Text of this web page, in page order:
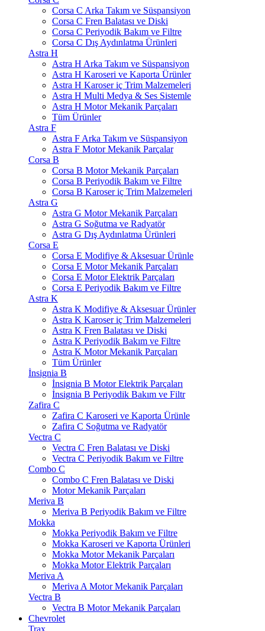
Corsa C Arka Takım ve Süspansiyon
Corsa C Fren Balatası ve Diski
Corsa C Periyodik Bakım ve Filtre
Corsa C Dış Aydınlatma Ürünleri
Astra H
Astra H Arka Takım ve Süspansiyon
Astra H Karoseri ve Kaporta Ürünler
Astra H Karoser iç Trim Malzemeleri
Astra H Multi Medya & Ses Sistemle
Astra H Motor Mekanik Parçaları
Tüm Ürünler
Astra F
Astra F Arka Takım ve Süspansiyon
Astra F Motor Mekanik Parçalar
Corsa B
Corsa B Motor Mekanik Parçaları
Corsa B Periyodik Bakım ve Filtre
Corsa B Karoser iç Trim Malzemeleri
Astra G
Astra G Motor Mekanik Parçaları
Astra G Soğutma ve Radyatör
Astra G Dış Aydınlatma Ürünleri
Corsa E
Corsa E Modifiye & Aksesuar Ürünle
Corsa E Motor Mekanik Parçaları
Corsa E Motor Elektrik Parçaları
Corsa E Periyodik Bakım ve Filtre
Astra K
Astra K Modifiye & Aksesuar Ürünler
Astra K Karoser iç Trim Malzemeleri
Astra K Fren Balatası ve Diski
Astra K Periyodik Bakım ve Filtre
Astra K Motor Mekanik Parçaları
Tüm Ürünler
İnsignia B
İnsignia B Motor Elektrik Parçaları
İnsignia B Periyodik Bakım ve Filtr
Zafira C
Zafira C Karoseri ve Kaporta Ürünle
Zafira C Soğutma ve Radyatör
Vectra C
Vectra C Fren Balatası ve Diski
Vectra C Periyodik Bakım ve Filtre
Combo C
Combo C Fren Balatası ve Diski
Motor Mekanik Parçaları
Meriva B
Meriva B Periyodik Bakım ve Filtre
Mokka
Mokka Periyodik Bakım ve Filtre
Mokka Karoseri ve Kaporta Ürünleri
Mokka Motor Mekanik Parçaları
Mokka Motor Elektrik Parçaları
Meriva A
Meriva A Motor Mekanik Parçaları
Vectra B
Vectra B Motor Mekanik Parçaları
Chevrolet
Trax